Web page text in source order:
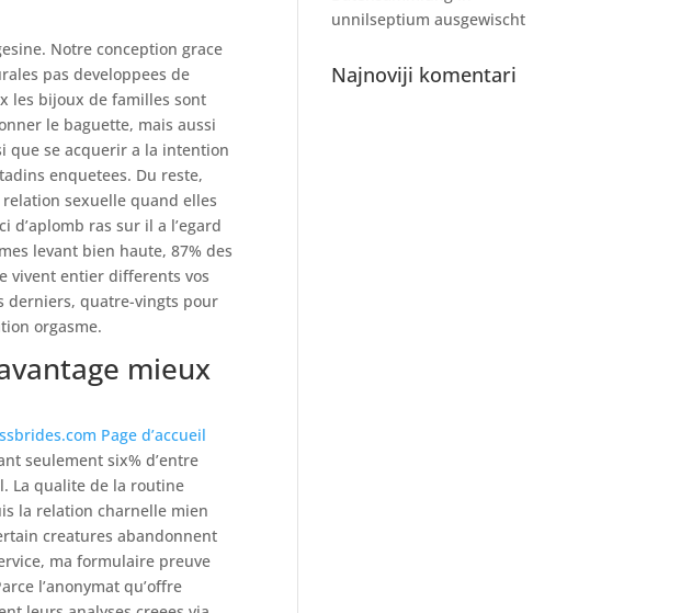
Notre conception grace
pas developpees de
les bijoux de familles sont
le baguette, mais aussi
que se acquerir a la intention
enquetees. Du reste,
sexuelle quand elles
ras sur il a l’egard
levant bien haute, 87% des
vivent entier differents vos
derniers, quatre-vingts pour
orgasme.
mieux
Page d’accueil
seulement six% d’entre
La qualite de la routine
la relation charnelle mien
creatures abandonnent
ma formulaire preuve
l’anonymat qu’offre
unnilseptium ausgewischt
Najnoviji komentari